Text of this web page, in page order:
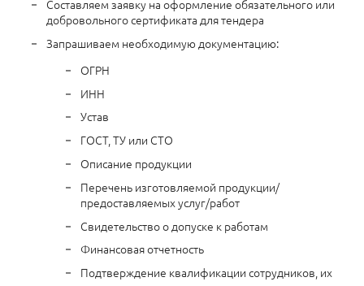
Составляем заявку на оформление обязательного или
добровольного сертификата для тендера
Запрашиваем необходимую документацию:
ОГРН
ИНН
Устав
ГОСТ, ТУ или СТО
Описание продукции
Перечень изготовляемой продукции/
предоставляемых услуг/работ
Свидетельство о допуске к работам
Финансовая отчетность
Подтверждение квалификации сотрудников, их